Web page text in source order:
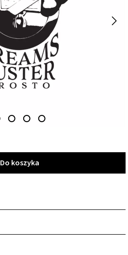
Do koszyka
Do koszyka